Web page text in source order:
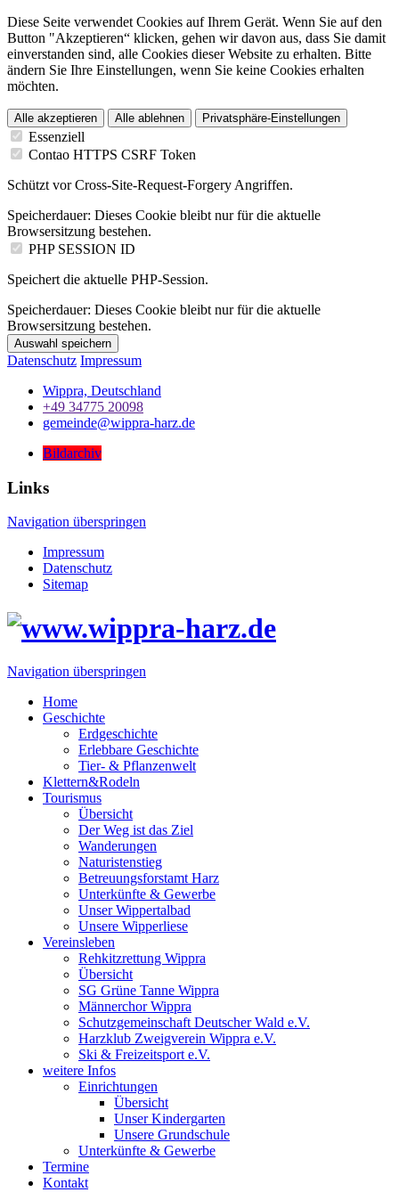
Diese Seite verwendet Cookies auf Ihrem Gerät. Wenn Sie auf den
Button "Akzeptieren“ klicken, gehen wir davon aus, dass Sie damit
einverstanden sind, alle Cookies dieser Website zu erhalten. Bitte
ändern Sie Ihre Einstellungen, wenn Sie keine Cookies erhalten
möchten.
Alle akzeptieren Alle ablehnen Privatsphäre-Einstellungen
Essenziell
Contao HTTPS CSRF Token
Schützt vor Cross-Site-Request-Forgery Angriffen.
Speicherdauer: Dieses Cookie bleibt nur für die aktuelle
Browsersitzung bestehen.
PHP SESSION ID
Speichert die aktuelle PHP-Session.
Speicherdauer: Dieses Cookie bleibt nur für die aktuelle
Browsersitzung bestehen.
Auswahl speichern
Datenschutz Impressum
Wippra, Deutschland
+49 34775 20098
gemeinde@wippra-harz.de
Bildarchiv
Links
Navigation überspringen
Impressum
Datenschutz
Sitemap
Navigation überspringen
Home
Geschichte
Erdgeschichte
Erlebbare Geschichte
Tier- & Pflanzenwelt
Klettern&Rodeln
Tourismus
Übersicht
Der Weg ist das Ziel
Wanderungen
Naturistenstieg
Betreuungsforstamt Harz
Unterkünfte & Gewerbe
Unser Wippertalbad
Unsere Wipperliese
Vereinsleben
Rehkitzrettung Wippra
Übersicht
SG Grüne Tanne Wippra
Männerchor Wippra
Schutzgemeinschaft Deutscher Wald e.V.
Harzklub Zweigverein Wippra e.V.
Ski & Freizeitsport e.V.
weitere Infos
Einrichtungen
Übersicht
Unser Kindergarten
Unsere Grundschule
Unterkünfte & Gewerbe
Termine
Kontakt